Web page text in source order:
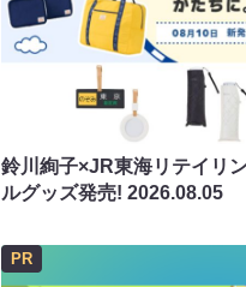
鈴川絢子×JR東海リテイリ
ルグッズ発売! 2026.08.05
PR